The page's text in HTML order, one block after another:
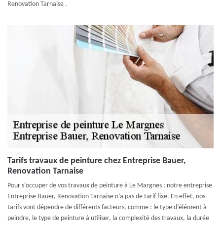
Renovation Tarnaise .
Tarifs travaux de peinture chez Entreprise Bauer,
Renovation Tarnaise
Pour s’occuper de vos travaux de peinture à Le Margnes ; notre entreprise
Entreprise Bauer, Renovation Tarnaise n’a pas de tarif fixe. En effet, nos
tarifs vont dépendre de différents facteurs, comme : le type d’élément à
peindre, le type de peinture à utiliser, la complexité des travaux, la durée